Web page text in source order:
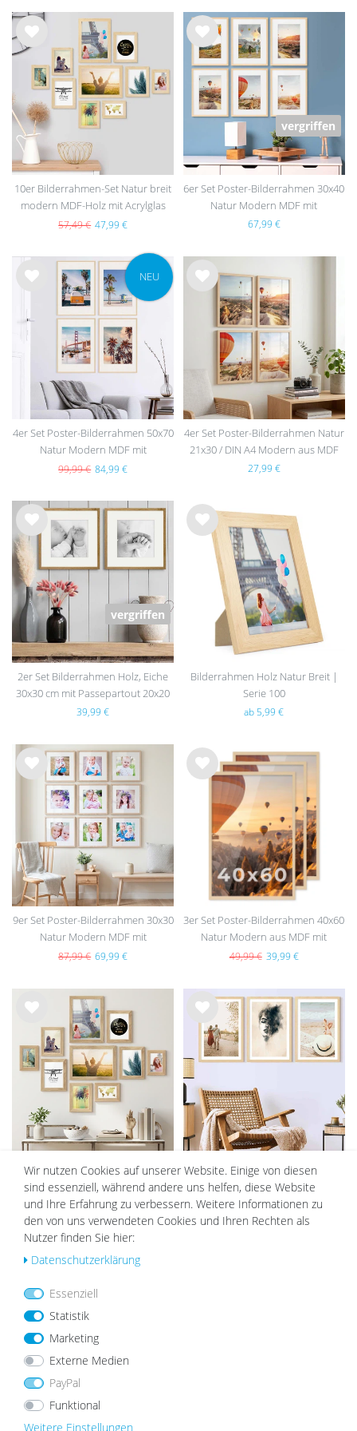
Wu
nsc
hlist
e
10er Bilderrahmen-Set Natur breit
modern MDF-Holz mit Acrylglas
57,49 € 47,99 €
Wu
nsc
hlist
e
vergriffen
6er Set Poster-Bilderrahmen 30x40
Natur Modern MDF mit
Passepartout
67,99 €
Wu
hlist
NEU
4er Set Poster-Bilderrahmen 50x70
Natur Modern MDF mit
Passepartout
99,99 € 84,99 €
Wu
4er Set Poster-Bilderrahmen Natur
21x30 / DIN A4 Modern aus MDF
mit Acrylglas
27,99 €
Wu
hlist
e
vergriffen
2er Set Bilderrahmen Holz, Eiche
30x30 cm mit Passepartout 20x20
cm
39,99 €
Wu
Bilderrahmen Holz Natur Breit |
Serie 100
ab 5,99 €
Wu
9er Set Poster-Bilderrahmen 30x30
Natur Modern MDF mit
Passepartout
87,99 € 69,99 €
Wu
3er Set Poster-Bilderrahmen 40x60
Natur Modern aus MDF mit
Acrylglas
49,99 € 39,99 €
hlist
e
10er Bilderrahmen-Set Eiche breit
modern Massivholz mit Acrylglas
89,99 € 76,99 €
Wu
nsc
hlist
e
3er Bilderrahmen-Set 40x60 cm
Modern Natur MDF Basic
Collection | Acrylglas
39,99 €
Wu
hlist
e
3er Bilderrahmen-Set 30x30 cm
Eiche Massivholz Basic Collection |
Wir nutzen Cookies auf unserer Website. Einige von diesen
sind essenziell, während andere uns helfen, diese Website
und Ihre Erfahrung zu verbessern. Weitere Informationen zu
den von uns verwendeten Cookies und Ihren Rechten als
Nutzer finden Sie hier:
Daten­schutz­erklärung
Essenziell
Statistik
Marketing
Externe Medien
PayPal
Funktional
Weitere Einstellungen